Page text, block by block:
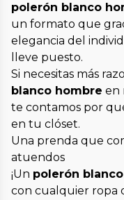
polerón blanco
un formato que
elegancia del
lleve puesto.
Si necesitas más
blanco hombre en
te contamos por
en tu clóset.
Una prenda que
atuendos
¡Un polerón
con cualquier ropa